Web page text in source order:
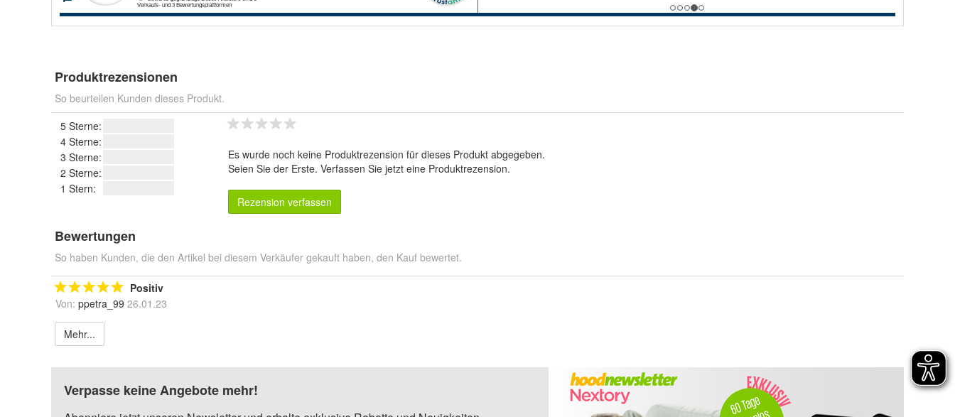
Produktrezensionen
So beurteilen Kunden dieses Produkt.
5 Sterne:
4 Sterne:
3 Sterne:
2 Sterne:
1 Stern:
Es wurde noch keine Produktrezension für dieses Produkt abgegeben.
Seien Sie der Erste. Verfassen Sie jetzt eine Produktrezension.
Rezension verfassen
Bewertungen
So haben Kunden, die den Artikel bei diesem Verkäufer gekauft haben, den Kauf bewertet.
Positiv
Von: ppetra_99 26.01.23
Mehr...
Verpasse keine Angebote mehr!